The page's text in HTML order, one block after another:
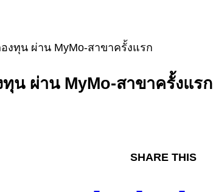
งทุน ผ่าน MyMo-สาขาครั้งแรก
น ผ่าน MyMo-สาขาครั้งแรก
SHARE THIS